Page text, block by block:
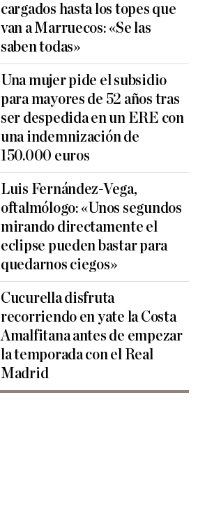
cargados hasta los topes que
van a Marruecos: «Se las
saben todas»
Una mujer pide el subsidio
para mayores de 52 años tras
ser despedida en un ERE con
una indemnización de
150.000 euros
Luis Fernández-Vega,
oftalmólogo: «Unos segundos
mirando directamente el
eclipse pueden bastar para
quedarnos ciegos»
Cucurella disfruta
recorriendo en yate la Costa
Amalfitana antes de empezar
la temporada con el Real
Madrid